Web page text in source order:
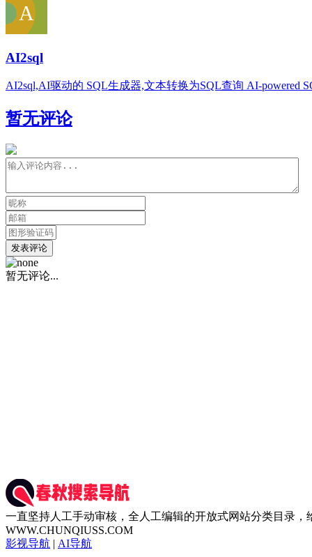
AI2sql
AI2sql,AI驱动的 SQL生成器,文本转换为SQL查询 AI-powered
暂无评论
发表评论
暂无评论...
一直坚持人工手动审核，全人工编辑的开放式网站分类目录
WWW.CHUNQIUSS.COM
影视导航 | AI导航